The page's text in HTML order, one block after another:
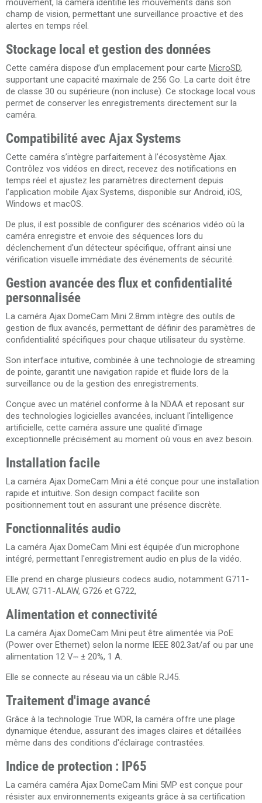
mouvement, la caméra identifie les mouvements dans son
champ de vision, permettant une surveillance proactive et des
alertes en temps réel.
Stockage local et gestion des données
Cette caméra dispose d’un emplacement pour carte MicroSD,
supportant une capacité maximale de 256 Go. La carte doit être
de classe 30 ou supérieure (non incluse). Ce stockage local vous
permet de conserver les enregistrements directement sur la
caméra.
Compatibilité avec Ajax Systems
Cette caméra s’intègre parfaitement à l’écosystème Ajax.
Contrôlez vos vidéos en direct, recevez des notifications en
temps réel et ajustez les paramètres directement depuis
l’application mobile Ajax Systems, disponible sur Android, iOS,
Windows et macOS.
De plus, il est possible de configurer des scénarios vidéo où la
caméra enregistre et envoie des séquences lors du
déclenchement d'un détecteur spécifique, offrant ainsi une
vérification visuelle immédiate des événements de sécurité.
Gestion avancée des flux et confidentialité
personnalisée
La caméra Ajax DomeCam Mini 2.8mm intègre des outils de
gestion de flux avancés, permettant de définir des paramètres de
confidentialité spécifiques pour chaque utilisateur du système.
Son interface intuitive, combinée à une technologie de streaming
de pointe, garantit une navigation rapide et fluide lors de la
surveillance ou de la gestion des enregistrements.
Conçue avec un matériel conforme à la NDAA et reposant sur
des technologies logicielles avancées, incluant l'intelligence
artificielle, cette caméra assure une qualité d'image
exceptionnelle précisément au moment où vous en avez besoin.
Installation facile
La caméra Ajax DomeCam Mini a été conçue pour une installation
rapide et intuitive. Son design compact facilite son
positionnement tout en assurant une présence discrète.
Fonctionnalités audio
La caméra Ajax DomeCam Mini est équipée d'un microphone
intégré, permettant l'enregistrement audio en plus de la vidéo.
Elle prend en charge plusieurs codecs audio, notamment G711-
ULAW, G711-ALAW, G726 et G722,
Alimentation et connectivité
La caméra Ajax DomeCam Mini peut être alimentée via PoE
(Power over Ethernet) selon la norme IEEE 802.3at/af ou par une
alimentation 12 V⎓ ± 20%, 1 A.
Elle se connecte au réseau via un câble RJ45.
Traitement d'image avancé
Grâce à la technologie True WDR, la caméra offre une plage
dynamique étendue, assurant des images claires et détaillées
même dans des conditions d'éclairage contrastées.
Indice de protection : IP65
La caméra caméra Ajax DomeCam Mini 5MP est conçue pour
résister aux environnements exigeants grâce à sa certification